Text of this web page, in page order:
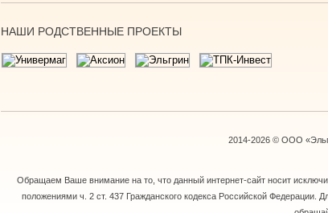
НАШИ РОДСТВЕННЫЕ ПРОЕКТЫ
2014-2026 © ООО
Обращаем Ваше внимание на то, что данный интернет-сайт носит
положениями ч. 2 ст. 437 Гражданского кодекса Российской Федерации.